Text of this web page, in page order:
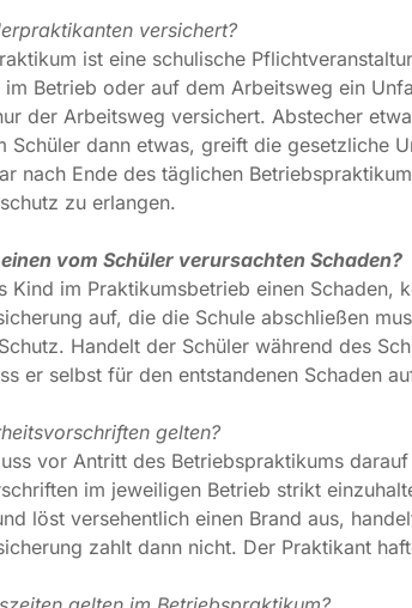
nach Hause gehen, um den
vom Schüler verursachten Schaden?
im Praktikumsbetrieb einen Schaden,
abschließen muss. Der
des Schulpraktikums vorsätzlich oder
aufkommen.
gelten?
vor Antritt des Betriebspraktikums darauf
im jeweiligen Betrieb strikt einzuhalten
löst versehentlich einen Brand aus, handelt
Der Praktikant haftet persönlich.
gelten im Betriebspraktikum?
Danach darf die Dauer
nicht überschreiten. Aber es gibt
unter 15 Jahrenhöchstens sieben Stunden